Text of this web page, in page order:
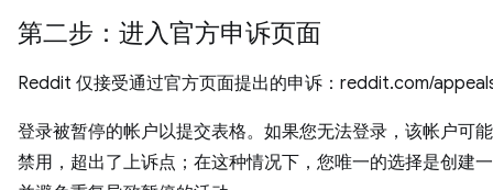
第二步：进入官方申诉页面
Reddit 仅接受通过官方页面提出的申诉：reddit.com/
登录被暂停的帐户以提交表格。如果您无法登录，该帐户可
禁用，超出了上诉点；在这种情况下，您唯一的选择是创建